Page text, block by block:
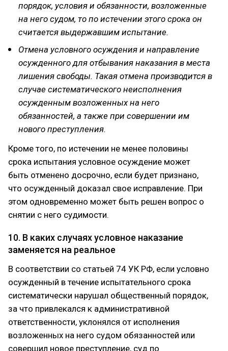
порядок, условия и обязанности, возложенные
на него судом, то по истечении этого срока он
считается выдержавшим испытание.
Отмена условного осуждения и направление
осужденного для отбывания наказания в места
лишения свободы. Такая отмена производится в
случае систематического неисполнения
осужденным возложенных на него
обязанностей, а также при совершении им
нового преступления.
Кроме того, по истечении не менее половины
срока испытания условное осуждение может
быть отменено досрочно, если будет признано,
что осужденный доказал свое исправление. При
этом одновременно может быть решен вопрос о
снятии с него судимости.
10. В каких случаях условное наказание
заменяется на реальное
В соответствии со статьей 74 УК РФ, если условно
осужденный в течение испытательного срока
систематически нарушал общественный порядок,
за что привлекался к административной
ответственности, уклонялся от исполнения
возложенных на него судом обязанностей или
совершил новое преступление, суд по